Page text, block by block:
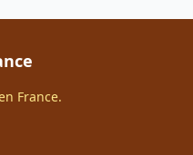
France.